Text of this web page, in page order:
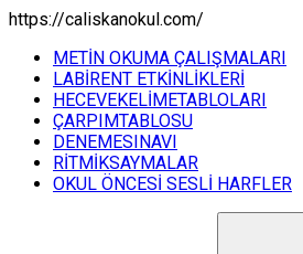
https://caliskanokul.com/
METİN OKUMA ÇALIŞMALARI
LABİRENT ETKİNLİKLERİ
HECEVEKELİMETABLOLARI
ÇARPIMTABLOSU
DENEMESINAVI
RİTMİKSAYMALAR
OKUL ÖNCESİ SESLİ HARFLER